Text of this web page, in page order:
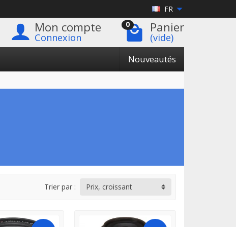
FR
Mon compte
Connexion
0 Panier
(vide)
Nouveautés
Trier par : Prix, croissant